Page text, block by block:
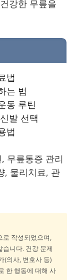
강한 무릎을
법
는 법
동 루틴
발 선택
법
무릎통증 관리
, 물리치료, 관
로 작성되었으며,
습니다. 건강 문제
(의사, 변호사 등)
한 행동에 대해 사